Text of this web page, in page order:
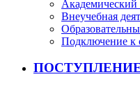
Академический
Внеучебная
Подключение к